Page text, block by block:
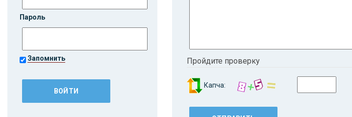
Пароль
Запомнить Пройдите проверку
Капча: